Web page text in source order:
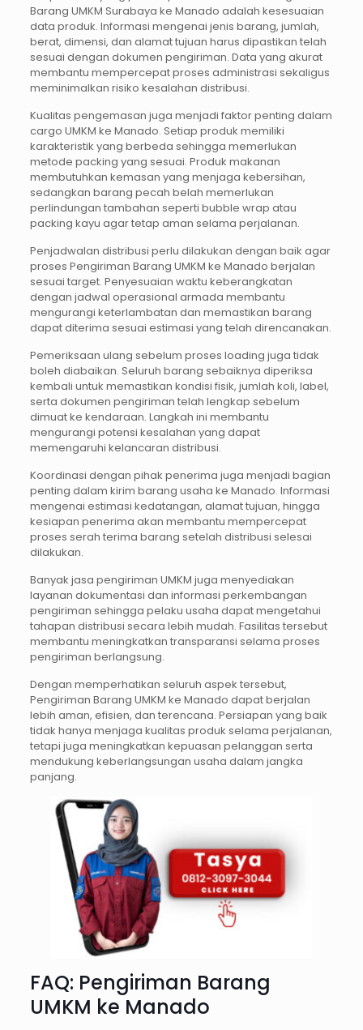
Barang UMKM Surabaya ke Manado adalah kesesuaian
data produk. Informasi mengenai jenis barang, jumlah,
berat, dimensi, dan alamat tujuan harus dipastikan telah
sesuai dengan dokumen pengiriman. Data yang akurat
membantu mempercepat proses administrasi sekaligus
meminimalkan risiko kesalahan distribusi.
Kualitas pengemasan juga menjadi faktor penting dalam
cargo UMKM ke Manado. Setiap produk memiliki
karakteristik yang berbeda sehingga memerlukan
metode packing yang sesuai. Produk makanan
membutuhkan kemasan yang menjaga kebersihan,
sedangkan barang pecah belah memerlukan
perlindungan tambahan seperti bubble wrap atau
packing kayu agar tetap aman selama perjalanan.
Penjadwalan distribusi perlu dilakukan dengan baik agar
proses Pengiriman Barang UMKM ke Manado berjalan
sesuai target. Penyesuaian waktu keberangkatan
dengan jadwal operasional armada membantu
mengurangi keterlambatan dan memastikan barang
dapat diterima sesuai estimasi yang telah direncanakan.
Pemeriksaan ulang sebelum proses loading juga tidak
boleh diabaikan. Seluruh barang sebaiknya diperiksa
kembali untuk memastikan kondisi fisik, jumlah koli, label,
serta dokumen pengiriman telah lengkap sebelum
dimuat ke kendaraan. Langkah ini membantu
mengurangi potensi kesalahan yang dapat
memengaruhi kelancaran distribusi.
Koordinasi dengan pihak penerima juga menjadi bagian
penting dalam kirim barang usaha ke Manado. Informasi
mengenai estimasi kedatangan, alamat tujuan, hingga
kesiapan penerima akan membantu mempercepat
proses serah terima barang setelah distribusi selesai
dilakukan.
Banyak jasa pengiriman UMKM juga menyediakan
layanan dokumentasi dan informasi perkembangan
pengiriman sehingga pelaku usaha dapat mengetahui
tahapan distribusi secara lebih mudah. Fasilitas tersebut
membantu meningkatkan transparansi selama proses
pengiriman berlangsung.
Dengan memperhatikan seluruh aspek tersebut,
Pengiriman Barang UMKM ke Manado dapat berjalan
lebih aman, efisien, dan terencana. Persiapan yang baik
tidak hanya menjaga kualitas produk selama perjalanan,
tetapi juga meningkatkan kepuasan pelanggan serta
mendukung keberlangsungan usaha dalam jangka
panjang.
FAQ: Pengiriman Barang
UMKM ke Manado